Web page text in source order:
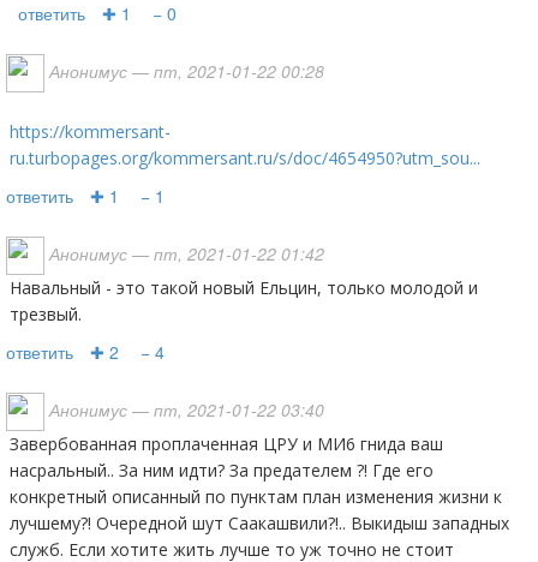
ответить ✚ 1 − 0
Анонимус — пт, 2021-01-22 00:28
https://kommersant-
ru.turbopages.org/kommersant.ru/s/doc/4654950?utm_sou...
ответить ✚ 1 − 1
Анонимус — пт, 2021-01-22 01:42
Навальный - это такой новый Ельцин, только молодой и
трезвый.
ответить ✚ 2 − 4
Анонимус — пт, 2021-01-22 03:40
Завербованная проплаченная ЦРУ и МИ6 гнида ваш
насральный.. За ним идти? За предателем ?! Где его
конкретный описанный по пунктам план изменения жизни к
лучшему?! Очередной шут Саакашвили?!.. Выкидыш западных
служб. Если хотите жить лучше то уж точно не стоит